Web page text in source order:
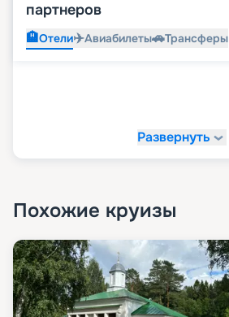
партнеров
🏨Отели✈️Авиабилеты🚗Трансферы
Развернуть
Похожие круизы